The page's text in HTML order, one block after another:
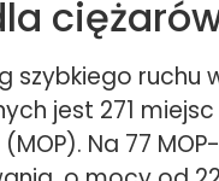
szybkiego ruchu
jest 271 miejsc
Na 77